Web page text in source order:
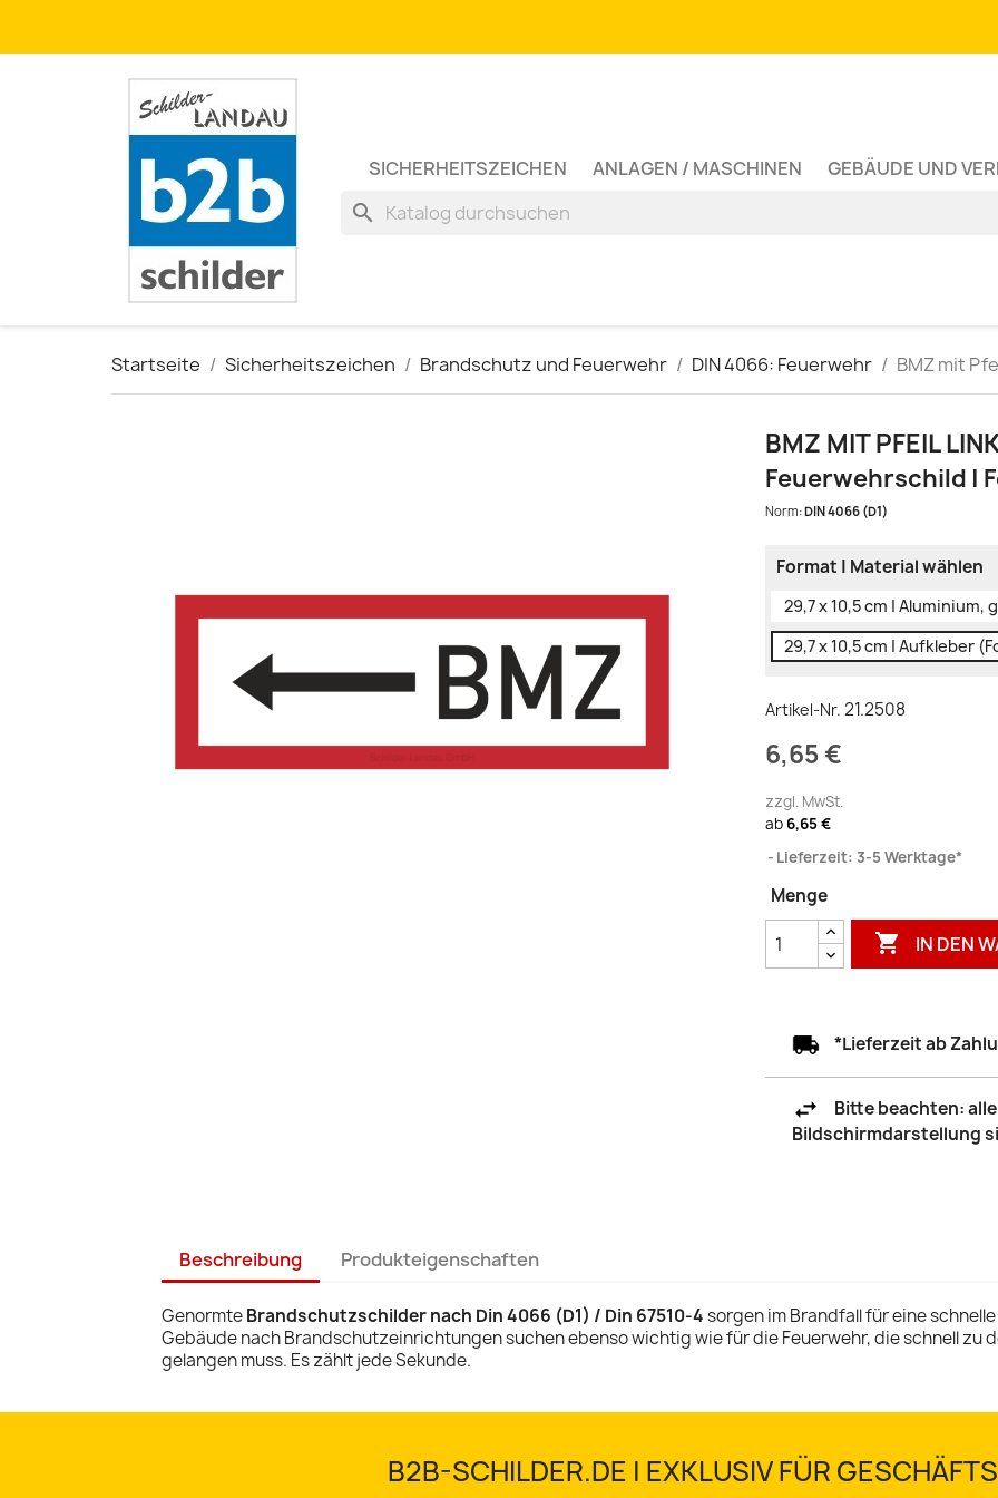
SICHERHEITSZEICHEN ANLAGEN / MASCHINEN GEBÄUDE UND
search
Startseite Sicherheitszeichen Brandschutz und Feuerwehr DIN 4066: Feuerwehr BMZ mit
BMZ MIT PFEIL
Feuerwehrschild |
Norm:DIN 4066 (D1)
Format | Material wählen
29,7 x 10,5 cm | Aluminium,
29,7 x 10,5 cm | Aufkleber
Artikel-Nr. 21.2508
6,65 €
zzgl. MwSt.
ab 6,65 €
Lieferzeit: 3-5 Werktage*
Menge
 IN DEN
*Lieferzeit ab
Bitte beachten:
Bildschirmdarstellung
Beschreibung Produkteigenschaften
GenormteBrandschutzschilder nach Din 4066 (D1) / Din 67510-4sorgen im Brandfall für eine
Gebäude nach Brandschutzeinrichtungen suchen ebenso wichtig wie für die Feuerwehr, die schnell zu
gelangen muss. Es zählt jede Sekunde.
B2B-SCHILDER.DE | EXKLUSIV FÜR